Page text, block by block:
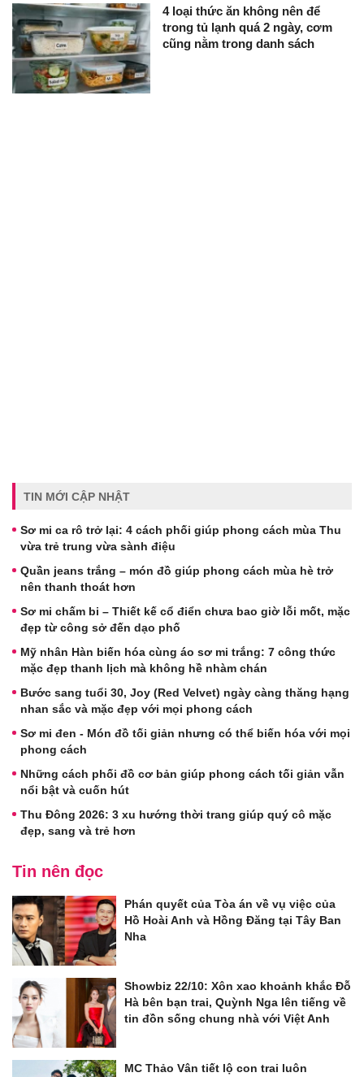
4 loại thức ăn không nên để
trong tủ lạnh quá 2 ngày, cơm
cũng nằm trong danh sách
TIN MỚI CẬP NHẬT
Sơ mi ca rô trở lại: 4 cách phối giúp phong cách mùa Thu
vừa trẻ trung vừa sành điệu
Quần jeans trắng – món đồ giúp phong cách mùa hè trở
nên thanh thoát hơn
Sơ mi chấm bi – Thiết kế cổ điển chưa bao giờ lỗi mốt, mặc
đẹp từ công sở đến dạo phố
Mỹ nhân Hàn biến hóa cùng áo sơ mi trắng: 7 công thức
mặc đẹp thanh lịch mà không hề nhàm chán
Bước sang tuổi 30, Joy (Red Velvet) ngày càng thăng hạng
nhan sắc và mặc đẹp với mọi phong cách
Sơ mi đen - Món đồ tối giản nhưng có thể biến hóa với mọi
phong cách
Những cách phối đồ cơ bản giúp phong cách tối giản vẫn
nổi bật và cuốn hút
Thu Đông 2026: 3 xu hướng thời trang giúp quý cô mặc
đẹp, sang và trẻ hơn
Tin nên đọc
Phán quyết của Tòa án về vụ việc của
Hồ Hoài Anh và Hồng Đăng tại Tây Ban
Nha
Showbiz 22/10: Xôn xao khoảnh khắc Đỗ
Hà bên bạn trai, Quỳnh Nga lên tiếng về
tin đồn sống chung nhà với Việt Anh
MC Thảo Vân tiết lộ con trai luôn